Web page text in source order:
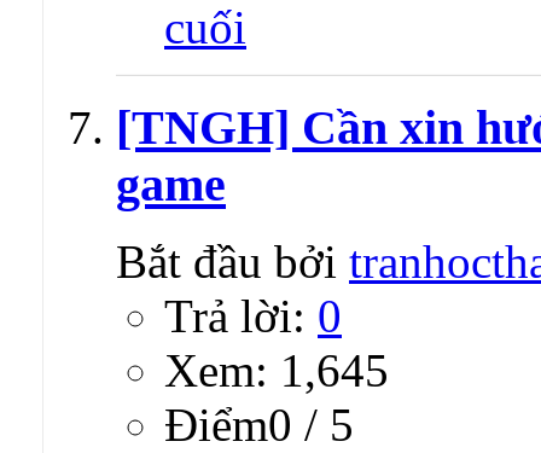
[TNGH] Cần xin
game
Bắt đầu bởi
Trả lời: 0
Xem: 1,645
Ðiểm0 / 5